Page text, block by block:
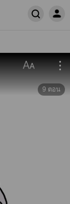
9 ตอน